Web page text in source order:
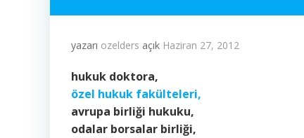
yazarı ozelders açık Haziran 27, 2012
hukuk doktora,
özel hukuk fakülteleri,
avrupa birliği hukuku,
odalar borsalar birliği,